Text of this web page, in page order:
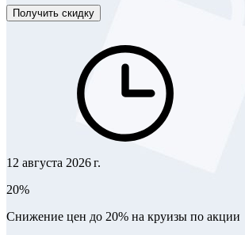
Получить скидку
12 августа 2026 г.
20%
Снижение цен до 20% на круизы по акции